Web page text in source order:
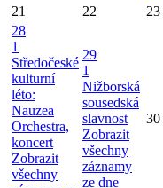
21 22 23
28
1
Středočeské
kulturní
léto:
Nauzea
Orchestra,
koncert
Zobrazit
všechny
29
1
Nižborská
sousedská
slavnost
Zobrazit
všechny
záznamy
ze dne
30